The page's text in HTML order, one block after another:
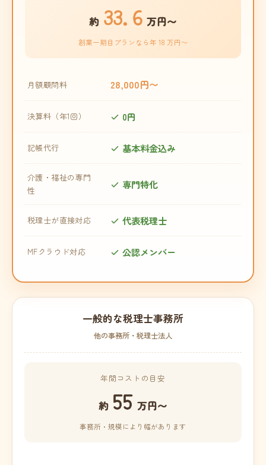
約 33.6 万円〜
創業一期目プランなら年 18 万円〜
月額顧問料 28,000円〜
決算料（年1回） 0円
記帳代行 基本料金込み
介護・福祉の専門
性
専門特化
税理士が直接対応 代表税理士
MFクラウド対応 公認メンバー
一般的な税理士事務所
他の事務所・税理士法人
年間コストの目安
約 55 万円〜
事務所・規模により幅があります